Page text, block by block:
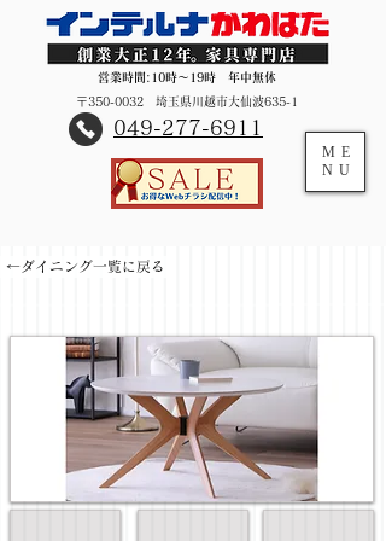
営業時間:10時～19時 年中無休
〒350-0032 埼玉県川越市大仙波635-1
​049-277-6911
ME
NU
←ダイニング一覧に戻る